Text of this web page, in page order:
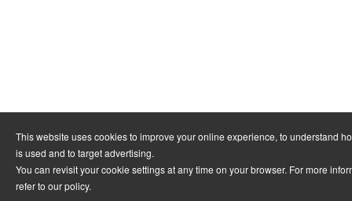
This website uses cookies to improve your online experience, to understand
is used and to target advertising.
You can revisit your cookie settings at any time on your browser. For more
refer to our policy.